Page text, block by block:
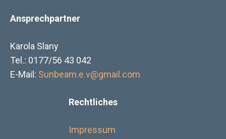
Ansprechpartner
Karola Slany
Tel.: 0177/56 43 042
E-Mail: Sunbeam.e.v@gmail.com
Rechtliches
Impressum